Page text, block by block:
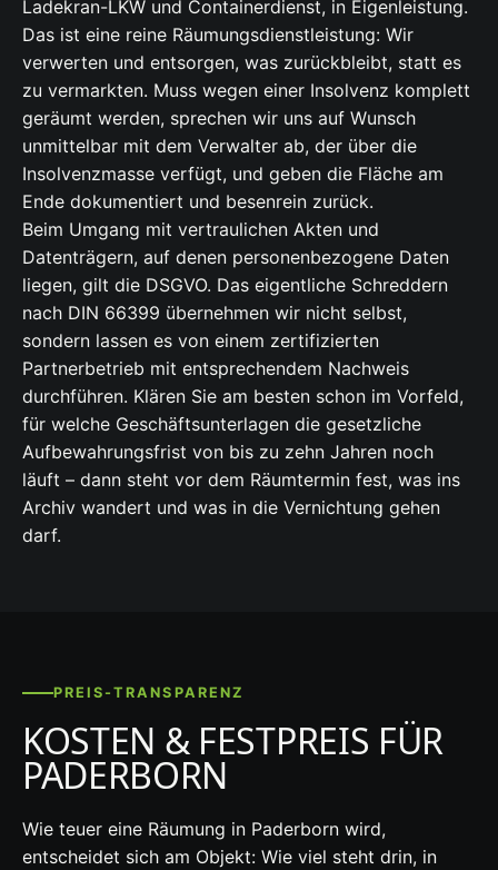
Ladekran-LKW und Containerdienst, in Eigenleistung.
Das ist eine reine Räumungsdienstleistung: Wir
verwerten und entsorgen, was zurückbleibt, statt es
zu vermarkten. Muss wegen einer Insolvenz komplett
geräumt werden, sprechen wir uns auf Wunsch
unmittelbar mit dem Verwalter ab, der über die
Insolvenzmasse verfügt, und geben die Fläche am
Ende dokumentiert und besenrein zurück.
Beim Umgang mit vertraulichen Akten und
Datenträgern, auf denen personenbezogene Daten
liegen, gilt die DSGVO. Das eigentliche Schreddern
nach DIN 66399 übernehmen wir nicht selbst,
sondern lassen es von einem zertifizierten
Partnerbetrieb mit entsprechendem Nachweis
durchführen. Klären Sie am besten schon im Vorfeld,
für welche Geschäftsunterlagen die gesetzliche
Aufbewahrungsfrist von bis zu zehn Jahren noch
läuft – dann steht vor dem Räumtermin fest, was ins
Archiv wandert und was in die Vernichtung gehen
darf.
PREIS-TRANSPARENZ
KOSTEN & FESTPREIS FÜR
PADERBORN
Wie teuer eine Räumung in Paderborn wird,
entscheidet sich am Objekt: Wie viel steht drin, in